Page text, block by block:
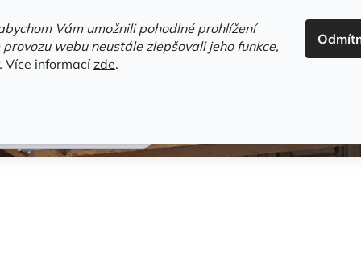
Vám umožnili pohodlné prohlížení
webu neustále zlepšovali jeho funkce,
Více informacízde.
HLEDAT
TEPLEM